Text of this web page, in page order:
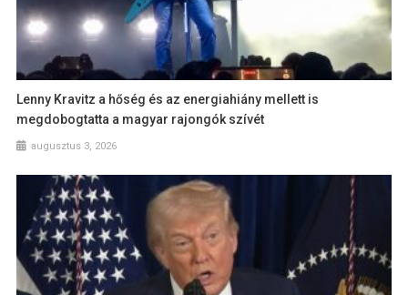
Lenny Kravitz a hőség és az energiahiány mellett is
megdobogtatta a magyar rajongók szívét
augusztus 3, 2026